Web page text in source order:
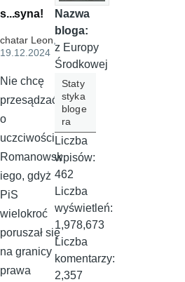
s...syna!
chatar Leon,
19.12.2024
Nie chcę
przesądzać
o
uczciwości
Romanowsk
iego, gdyż
PiS
wielokroć
poruszał się
na granicy
prawa
Nazwa
bloga:
z Europy
Środkowej
Staty
styka
bloge
ra
Liczba
wpisów:
462
Liczba
wyświetleń:
1,978,673
Liczba
komentarzy:
2,357